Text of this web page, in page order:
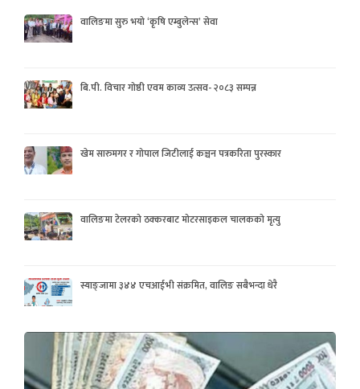
वालिङमा सुरु भयो ‘कृषि एम्बुलेन्स’ सेवा
बि.पी. विचार गोष्ठी एवम काव्य उत्सव- २०८३ सम्पन्न
खेम सारुमगर र गोपाल जिटीलाई कञ्चन पत्रकरिता पुरस्कार
वालिङमा टेलरको ठक्करबाट मोटरसाइकल चालकको मृत्यु
स्याङ्जामा ३४४ एचआईभी संक्रमित, वालिङ सबैभन्दा धेरै